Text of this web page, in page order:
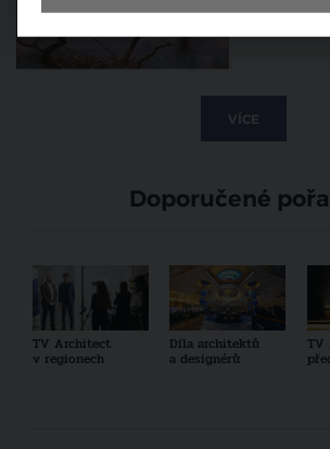
VÍCE
Doporučené
TV Architect
v regionech
Díla architektů
a designérů
TV